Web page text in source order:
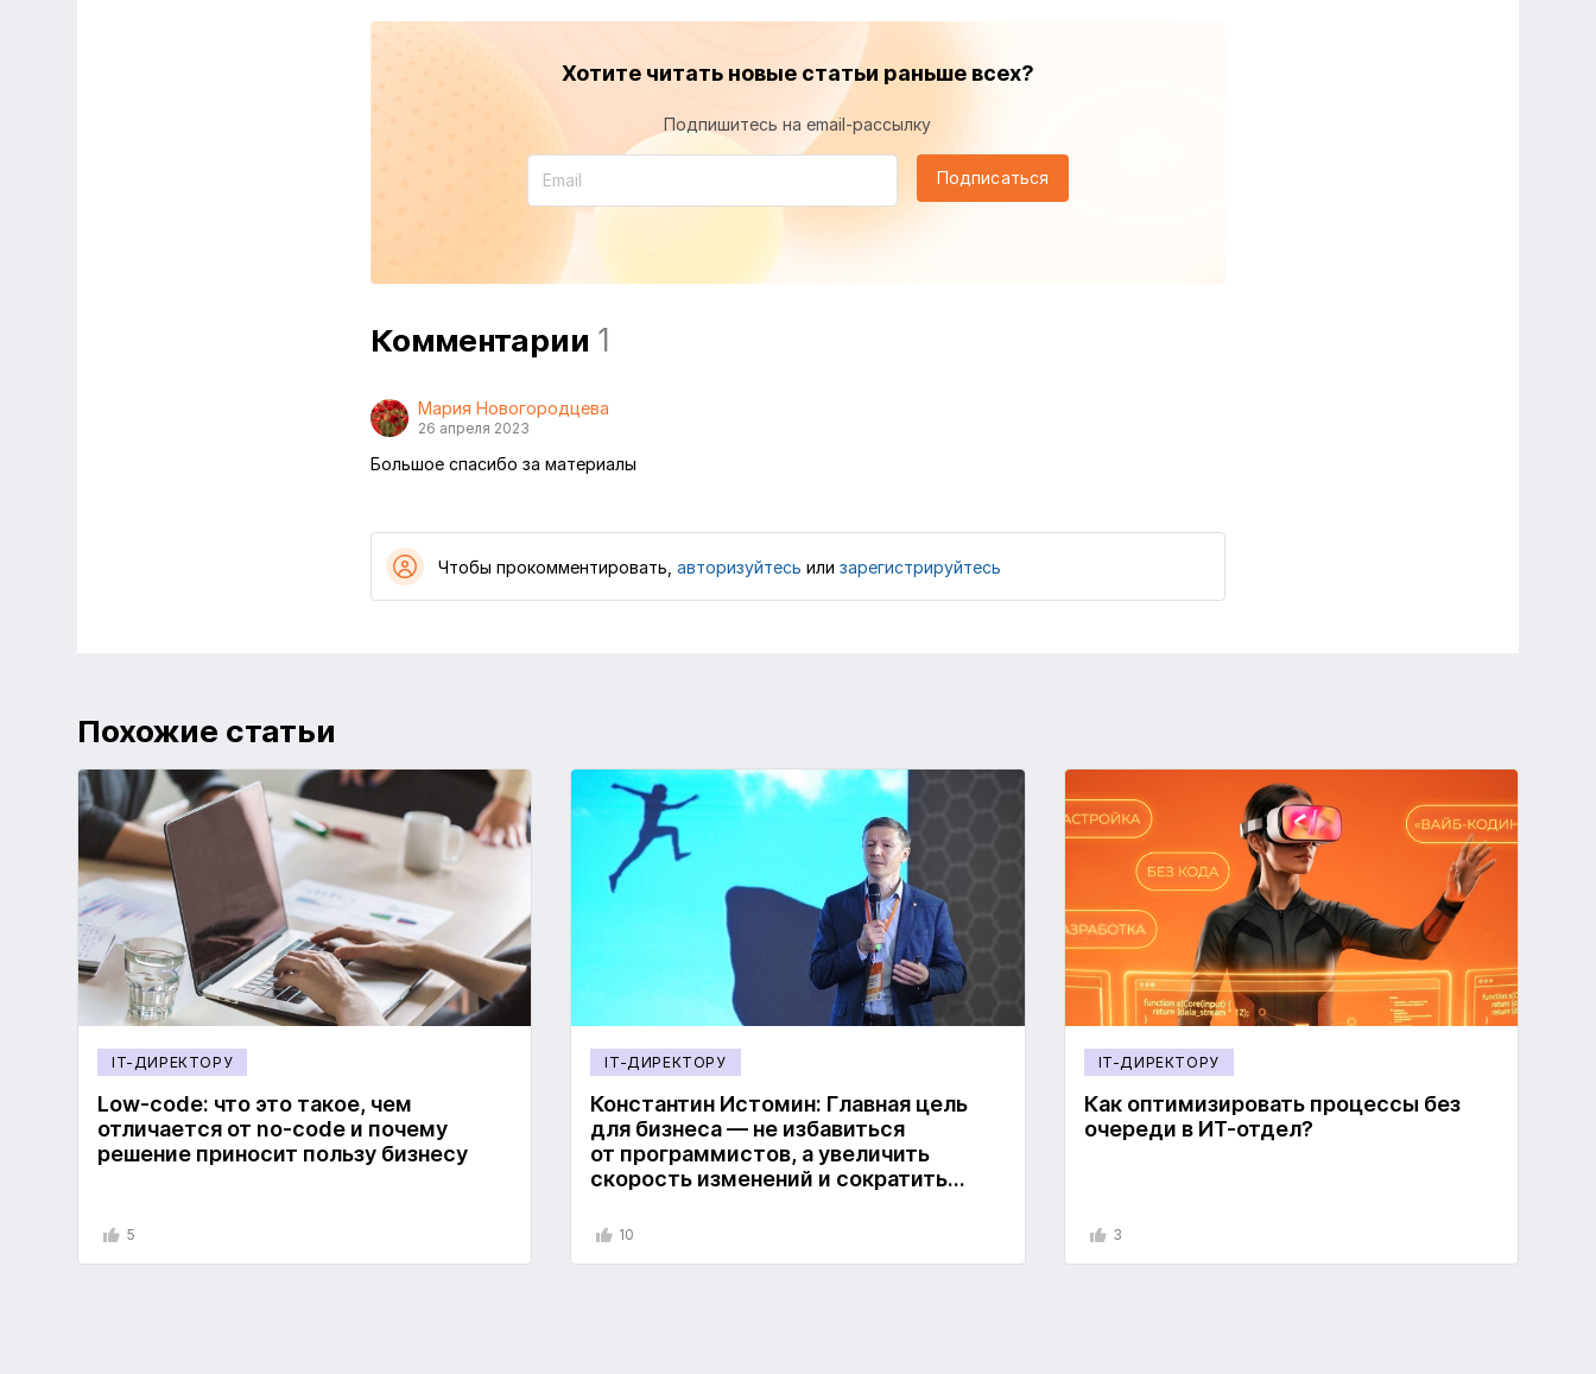
Хотите читать новые статьи раньше всех?
Подпишитесь на email-рассылку
Подписаться
Комментарии 1
Мария Новогородцева
26 апреля 2023
Большое спасибо за материалы
Чтобы прокомментировать, авторизуйтесь или зарегистрируйтесь
Похожие статьи
IT-ДИРЕКТОРУ
Low-code: что это такое, чем
отличается от no-code и почему
решение приносит пользу бизнесу
5
IT-ДИРЕКТОРУ
Константин Истомин: Главная цель
для бизнеса — не избавиться
от программистов, а увеличить
скорость изменений и сократить
10
IT-ДИРЕКТОРУ
Как оптимизировать процессы без
очереди в ИТ-отдел?
3